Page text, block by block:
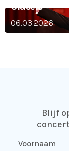
Classic
06.03.2026
Blijf
Voornaam